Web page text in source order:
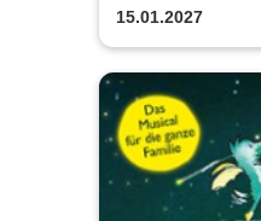
15.01.2027